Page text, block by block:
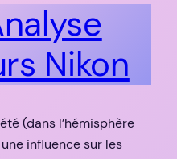
Nikon
(dans l’hémisphère
influence sur les